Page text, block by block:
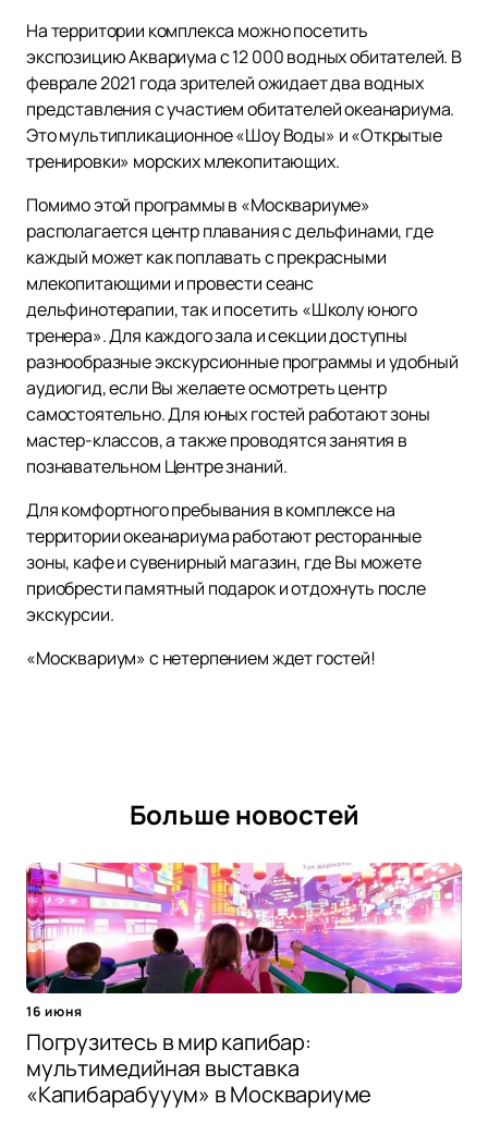
На территории комплекса можно посетить
экспозицию Аквариума с 12 000 водных обитателей. В
феврале 2021 года зрителей ожидает два водных
представления с участием обитателей океанариума.
Это мультипликационное «Шоу Воды» и «Открытые
тренировки» морских млекопитающих.
Помимо этой программы в «Москвариуме»
располагается центр плавания с дельфинами, где
каждый может как поплавать с прекрасными
млекопитающими и провести сеанс
дельфинотерапии, так и посетить «Школу юного
тренера». Для каждого зала и секции доступны
разнообразные экскурсионные программы и удобный
аудиогид, если Вы желаете осмотреть центр
самостоятельно. Для юных гостей работают зоны
мастер-классов, а также проводятся занятия в
познавательном Центре знаний.
Для комфортного пребывания в комплексе на
территории океанариума работают ресторанные
зоны, кафе и сувенирный магазин, где Вы можете
приобрести памятный подарок и отдохнуть после
экскурсии.
«Москвариум» с нетерпением ждет гостей!
Больше новостей
16 июня
Погрузитесь в мир капибар:
мультимедийная выставка
«Капибарабууум» в Москвариуме